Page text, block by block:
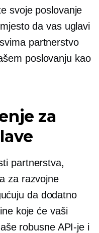
svoje poslovanje
da vas uglavi
partnerstvo
poslovanju kao
za
partnerstva,
za razvojne
da dodatno
koje će vaši
robusne API-je i